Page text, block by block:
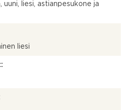
uuni, liesi, astianpesukone ja
liesi